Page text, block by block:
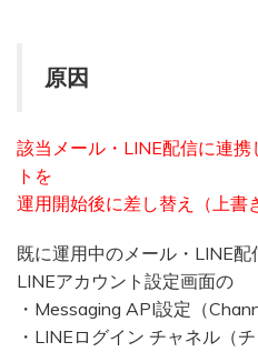
原因
該当メール・LINE配信に連
トを
運用開始後に差し替え（上書
既に運用中のメール・LINE
LINEアカウント設定画面の
・Messaging API設定（
・LINEログイン チャネル（